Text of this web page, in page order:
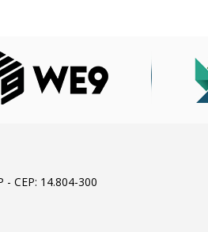
CEP: 14.804-300